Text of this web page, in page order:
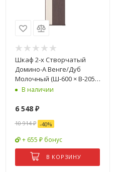
Шкаф 2-х Створчатый
Домино-А Венге/Дуб
Молочный (Ш-600 × В-2050
× Г-323 мм)
В наличии
6 548₽
10 914₽ -40%
+ 655 ₽ бонус
В КОРЗИНУ